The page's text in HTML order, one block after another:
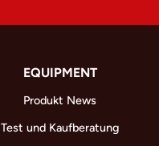
EQUIPMENT
Produkt News
Test und Kaufberatung